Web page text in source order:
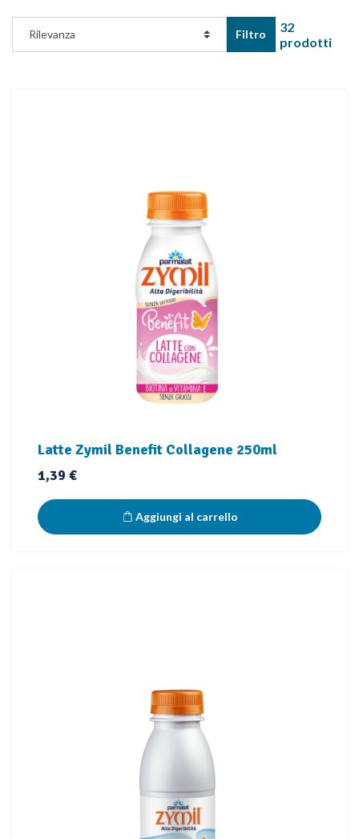
Filtro
32
prodotti
Latte Zymil Benefit Collagene 250ml
Prezzo
1,39 €
Aggiungi al carrello